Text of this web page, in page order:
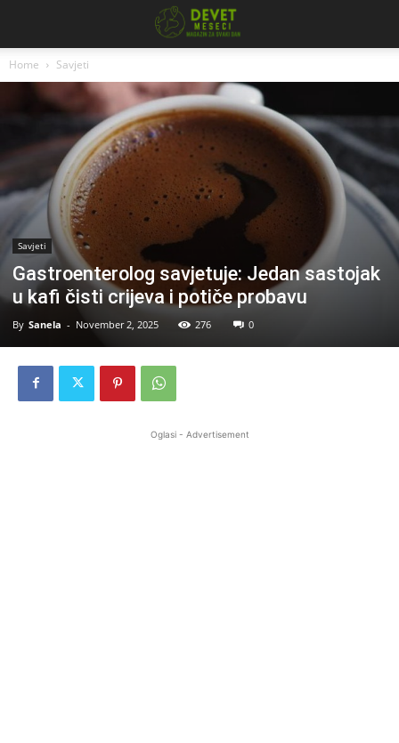
Home Savjeti
Savjeti
Gastroenterolog savjetuje: Jedan sastojak
u kafi čisti crijeva i potiče probavu
By Sanela - November 2, 2025 276 0
Oglasi - Advertisement